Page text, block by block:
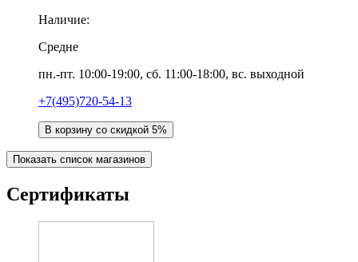
Наличие:
Средне
пн.-пт. 10:00-19:00, сб. 11:00-18:00, вс. выходной
+7(495)720-54-13
В корзину со скидкой 5%
Показать список магазинов
Сертификаты